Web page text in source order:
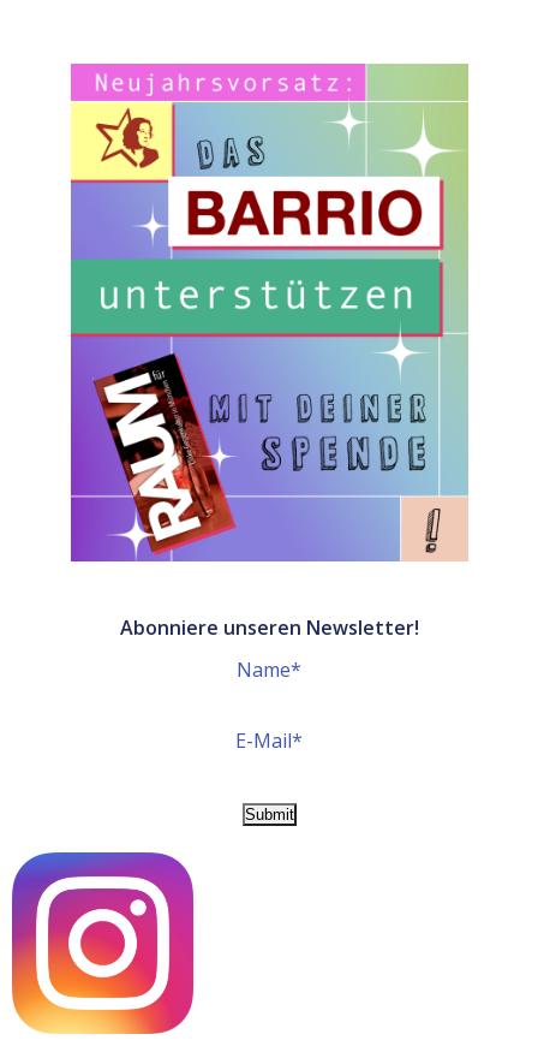
Abonniere unseren Newsletter!
Name*
E-Mail*